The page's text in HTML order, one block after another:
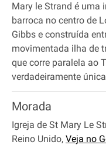
Mary le Strand é uma
barroca no centro de
Gibbs e construída
movimentada ilha de
que corre paralela ao
verdadeiramente
Morada
Igreja de St Mary Le
Reino Unido, Veja no